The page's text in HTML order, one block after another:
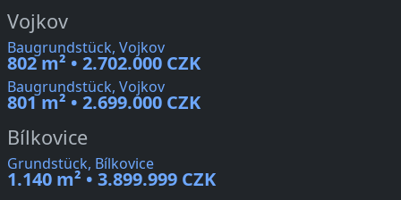
Vojkov
Baugrundstück, Vojkov
802 m² • 2.702.000 CZK
Baugrundstück, Vojkov
801 m² • 2.699.000 CZK
Bílkovice
Grundstück, Bílkovice
1.140 m² • 3.899.999 CZK